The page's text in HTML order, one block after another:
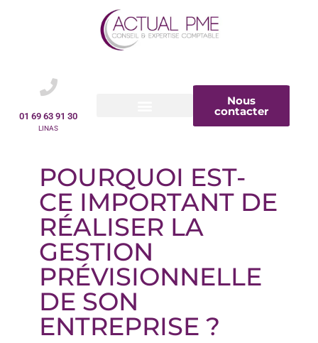
01 69 63 91 30
LINAS
Nous
contacter
POURQUOI EST-
CE IMPORTANT DE
RÉALISER LA
GESTION
PRÉVISIONNELLE
DE SON
ENTREPRISE ?